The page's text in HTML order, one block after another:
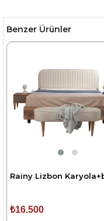
Benzer Ürünler
Rainy Lizbon
₺16.500